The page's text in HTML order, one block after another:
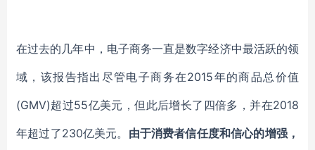
在过去的几年中，电子商务一直是数字经济中最活跃的领
域，该报告指出尽管电子商务在2015年的商品总价值
(GMV)超过55亿美元，但此后增长了四倍多，并在2018
年超过了230亿美元。 由于消费者信任度和信心的增强，